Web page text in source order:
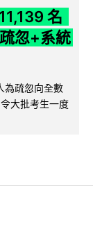
名
忽+系統
為疏忽向全數
大批考生一度